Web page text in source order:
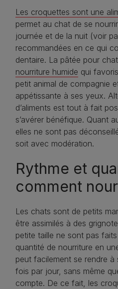
Les croquettes sont une
permet au chat de se
journée et de la nuit (voir
recommandées en ce qui
dentaire. La pâtée pour
nourriture humide qui
petit animal de compagnie
appétissante à ses yeux.
d’aliments est tout à fait
s’avérer bénéfique. Quant
elles ne sont pas
soit avec modération.
Rythme et
comment
Les chats sont de petits
être assimilés à des
petite taille ne sont pas
quantité de nourriture en
peut facilement se rendre
fois par jour, sans même
compte. De ce fait, les